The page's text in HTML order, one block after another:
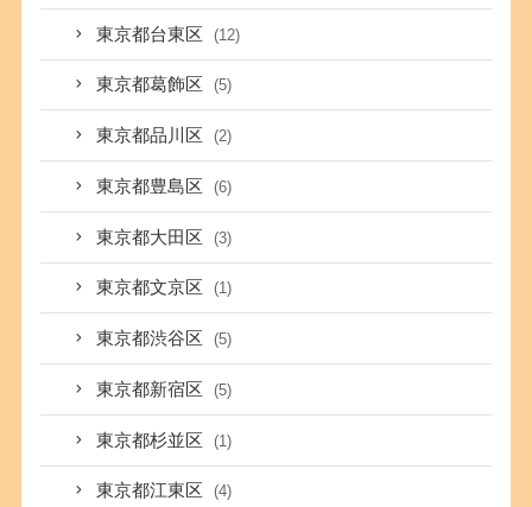
東京都台東区 (12)
東京都葛飾区 (5)
東京都品川区 (2)
東京都豊島区 (6)
東京都大田区 (3)
東京都文京区 (1)
東京都渋谷区 (5)
東京都新宿区 (5)
東京都杉並区 (1)
東京都江東区 (4)